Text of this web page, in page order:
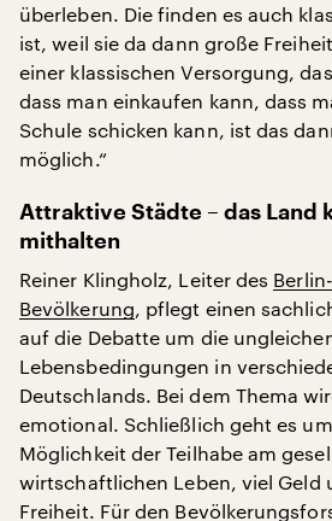
überleben. Die finden es auch
ist, weil sie da dann große
einer klassischen Versorgung,
dass man einkaufen kann, dass
Schule schicken kann, ist das
möglich.“
Attraktive Städte – das Land
mithalten
Reiner Klingholz, Leiter des
Bevölkerung, pflegt einen
auf die Debatte um die
Lebensbedingungen in
Deutschlands. Bei dem Thema
emotional. Schließlich geht es
Möglichkeit der Teilhabe am
wirtschaftlichen Leben, viel Geld
Freiheit. Für den